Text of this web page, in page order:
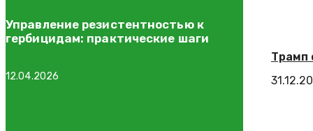
Трамп
Управление резистентностью к
гербицидам: практические шаги
12.04.2026